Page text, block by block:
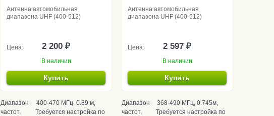
Антенна автомобильная
диапазона UHF (400-512)
Цена: 2 200 ₽
В наличии
Купить
Диапазон
частот,
400-470 МГц, 0.89 м,
Требуется настройка по
Антенна автомобильная
диапазона UHF (400-512)
Цена: 2 597 ₽
В наличии
Купить
Диапазон
частот,
368-490 МГц, 0.745м,
Требуется настройка по